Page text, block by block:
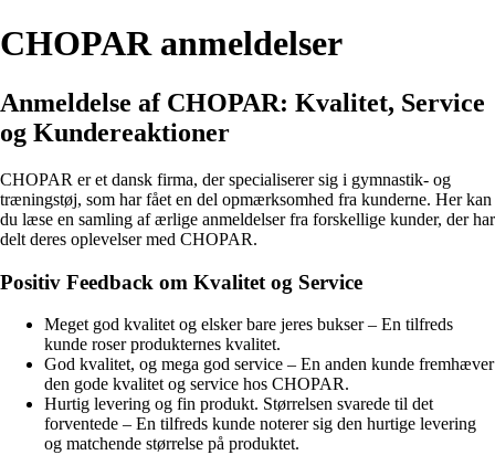
CHOPAR anmeldelser
Anmeldelse af CHOPAR: Kvalitet, Service
og Kundereaktioner
CHOPAR er et dansk firma, der specialiserer sig i gymnastik- og
træningstøj, som har fået en del opmærksomhed fra kunderne. Her kan
du læse en samling af ærlige anmeldelser fra forskellige kunder, der har
delt deres oplevelser med CHOPAR.
Positiv Feedback om Kvalitet og Service
Meget god kvalitet og elsker bare jeres bukser – En tilfreds
kunde roser produkternes kvalitet.
God kvalitet, og mega god service – En anden kunde fremhæver
den gode kvalitet og service hos CHOPAR.
Hurtig levering og fin produkt. Størrelsen svarede til det
forventede – En tilfreds kunde noterer sig den hurtige levering
og matchende størrelse på produktet.